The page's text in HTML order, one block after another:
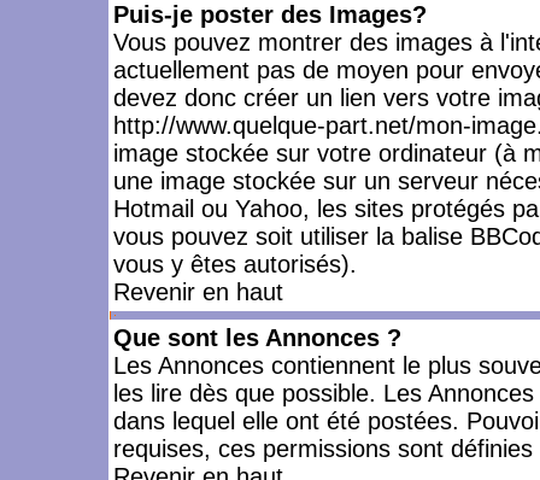
Puis-je poster des Images?
Vous pouvez montrer des images à
actuellement pas de moyen pour
devez donc créer un lien vers votre
http://www.quelque-part.net/mon-
image stockée sur votre ordinateur (à
une image stockée sur un serveur
Hotmail ou Yahoo, les sites protégés
vous pouvez soit utiliser la balise
vous y êtes autorisés).
Revenir en haut
Que sont les Annonces ?
Les Annonces contiennent le plus
les lire dès que possible. Les
dans lequel elle ont été postées.
requises, ces permissions sont